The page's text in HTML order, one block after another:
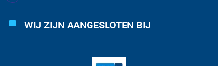
WIJ ZIJN AANGESLOTEN BIJ